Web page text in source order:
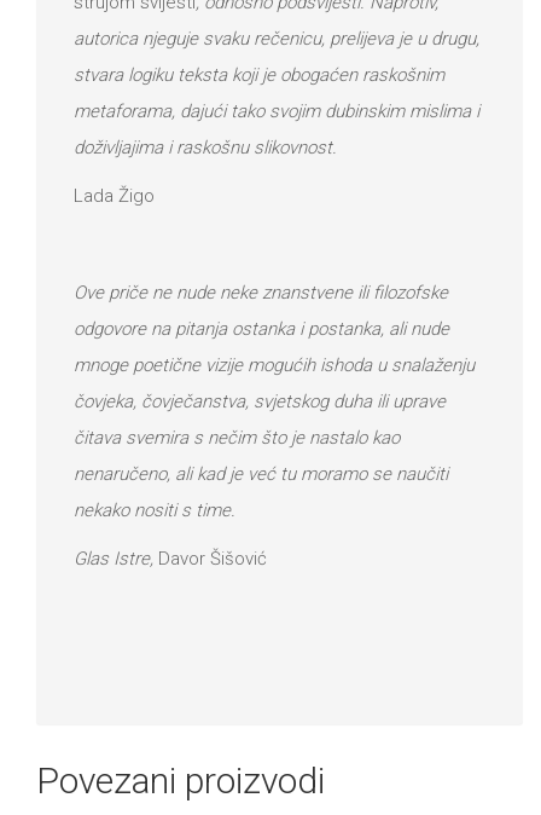
autorica njeguje svaku rečenicu, prelijeva je u drugu,
stvara logiku teksta koji je obogaćen raskošnim
metaforama, dajući tako svojim dubinskim mislima i
doživljajima i raskošnu slikovnost.
Lada Žigo
Ove priče ne nude neke znanstvene ili filozofske
odgovore na pitanja ostanka i postanka, ali nude
mnoge poetične vizije mogućih ishoda u snalaženju
čovjeka, čovječanstva, svjetskog duha ili uprave
čitava svemira s nečim što je nastalo kao
nenaručeno, ali kad je već tu moramo se naučiti
nekako nositi s time.
Glas Istre, Davor Šišović
Povezani proizvodi